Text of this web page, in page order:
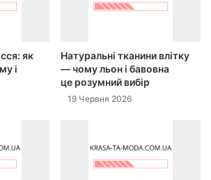
як
і
Натуральні тканини влітку
— чому льон і бавовна
це розумний вибір
19 Червня 2026